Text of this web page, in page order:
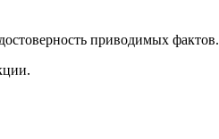
приводимых фактов.